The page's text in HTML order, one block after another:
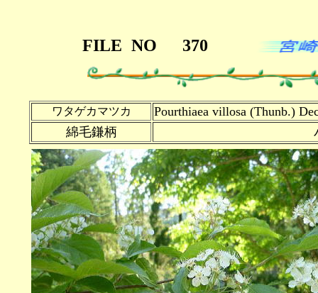
FILE NO 370
ワタゲカマツカ
Pourthiaea villosa (Thunb.)
綿毛鎌柄